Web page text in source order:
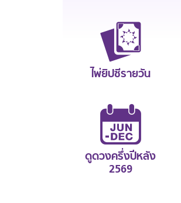
ไพ่ยิปซีรายวัน
ดูดวงครึ่งปีหลัง
2569